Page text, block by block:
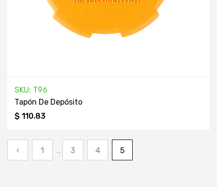
SKU: T96
Tapón De Depósito
$ 110.83
1 … 3 4 5